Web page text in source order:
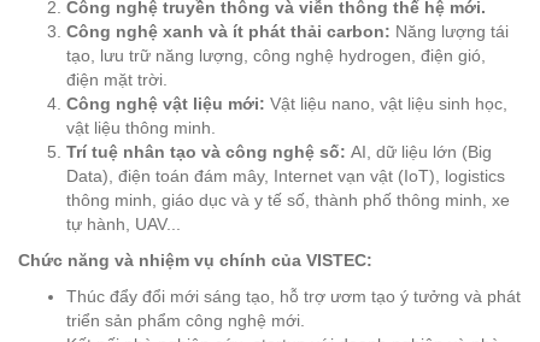
Công nghệ truyền thông và viễn thông thế hệ mới.
Công nghệ xanh và ít phát thải carbon: Năng lượng tái
tạo, lưu trữ năng lượng, công nghệ hydrogen, điện gió,
điện mặt trời.
Công nghệ vật liệu mới: Vật liệu nano, vật liệu sinh học,
vật liệu thông minh.
Trí tuệ nhân tạo và công nghệ số: AI, dữ liệu lớn (Big
Data), điện toán đám mây, Internet vạn vật (IoT), logistics
thông minh, giáo dục và y tế số, thành phố thông minh, xe
tự hành, UAV...
Chức năng và nhiệm vụ chính của VISTEC:
Thúc đẩy đổi mới sáng tạo, hỗ trợ ươm tạo ý tưởng và phát
triển sản phẩm công nghệ mới.